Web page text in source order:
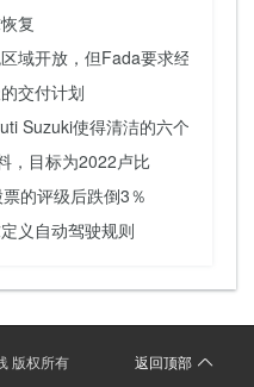
复
域开放，但Fada要求经销商进
交付计划
Suzuki使得清洁的六个斑点
，目标为2022卢比
的评级后跌倒3％
义自动驾驶规则
版权所有 返回顶部